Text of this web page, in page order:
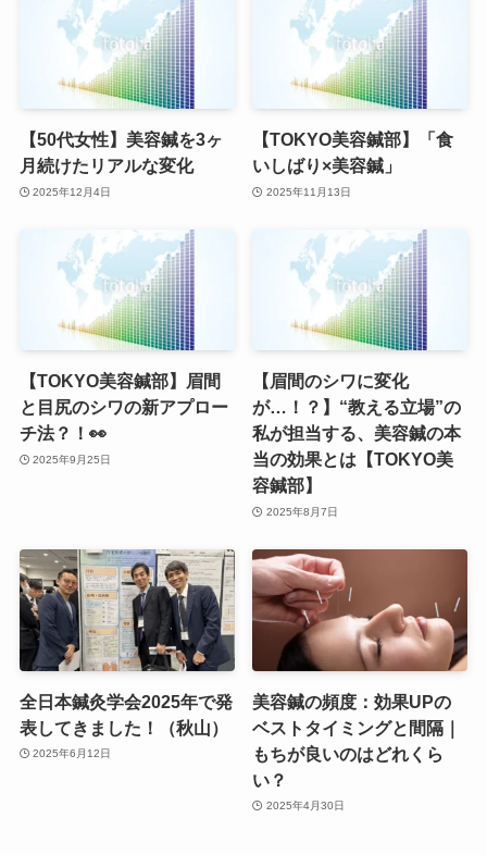
【50代女性】美容鍼を3ヶ
月続けたリアルな変化
2025年12月4日
【TOKYO美容鍼部】「食
いしばり×美容鍼」
2025年11月13日
【TOKYO美容鍼部】眉間
と目尻のシワの新アプロー
チ法？！👀
2025年9月25日
【眉間のシワに変化
が…！？】“教える立場”の
私が担当する、美容鍼の本
当の効果とは【TOKYO美
容鍼部】
2025年8月7日
全日本鍼灸学会2025年で発
表してきました！（秋山）
2025年6月12日
美容鍼の頻度：効果UPの
ベストタイミングと間隔｜
もちが良いのはどれくら
い？
2025年4月30日